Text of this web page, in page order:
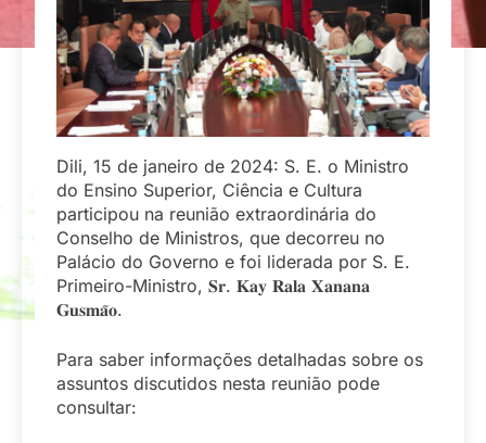
Dili, 15 de janeiro de 2024: S. E. o Ministro
do Ensino Superior, Ciência e Cultura
participou na reunião extraordinária do
Conselho de Ministros, que decorreu no
Palácio do Governo e foi liderada por S. E.
Primeiro-Ministro, 𝐒𝐫. 𝐊𝐚𝐲 𝐑𝐚𝐥𝐚 𝐗𝐚𝐧𝐚𝐧𝐚
𝐆𝐮𝐬𝐦𝐚̃𝐨.
Para saber informações detalhadas sobre os
assuntos discutidos nesta reunião pode
consultar: